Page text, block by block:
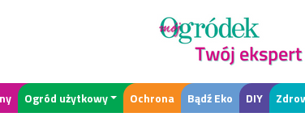
Ogród użytkowy Ochrona Bądź Eko DIY